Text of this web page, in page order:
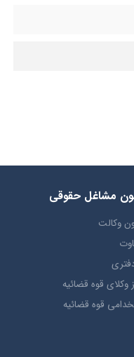
مشاغل حقوقی
وکالت
وکلای قوه قضائیه
قوه قضائیه